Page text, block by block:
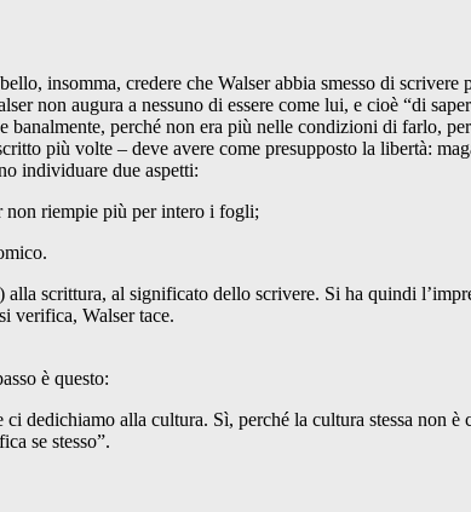
insomma, credere che Walser abbia smesso di scrivere
non augura a nessuno di essere come lui, e cioè “di
perché non era più nelle condizioni di farlo,
più volte – deve avere come presupposto la libertà:
individuare due aspetti:
non riempie più per intero i fogli;
scrittura, al significato dello scrivere. Si ha quindi
verifica, Walser tace.
è questo:
alla cultura. Sì, perché la cultura stessa non è
se stesso”.